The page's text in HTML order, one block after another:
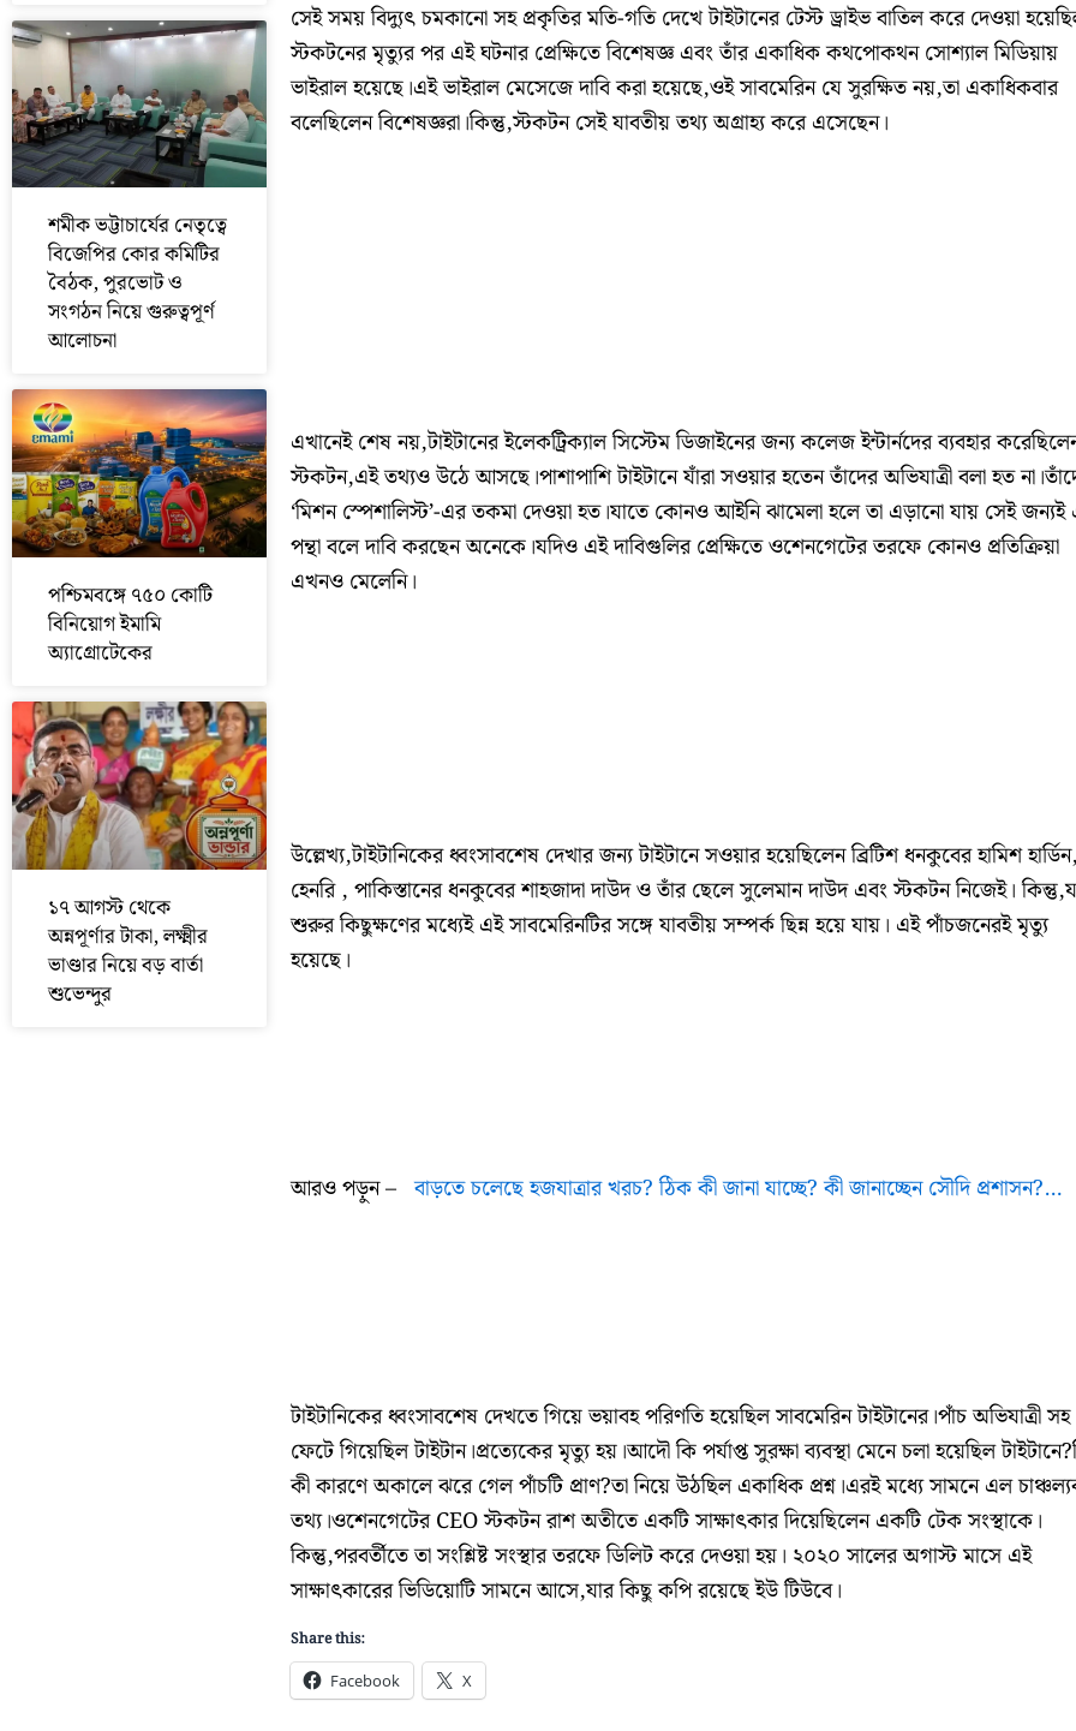
শমীক ভট্টাচার্যের নেতৃত্বে
বিজেপির কোর কমিটির
বৈঠক, পুরভোট ও
সংগঠন নিয়ে গুরুত্বপূর্ণ
আলোচনা
পশ্চিমবঙ্গে ৭৫০ কোটি
বিনিয়োগ ইমামি
অ্যাগ্রোটেকের
১৭ আগস্ট থেকে
অন্নপূর্ণার টাকা, লক্ষ্মীর
ভাণ্ডার নিয়ে বড় বার্তা
শুভেন্দুর
সেই সময় বিদ্যুৎ চমকানো সহ প্রকৃতির মতি-গতি দেখে টাইটানের টেস্ট ড্রাইভ বাতিল করে দেওয়া
স্টকটনের মৃত্যুর পর এই ঘটনার প্রেক্ষিতে বিশেষজ্ঞ এবং তাঁর একাধিক কথপোকথন সোশ্যাল মিডিয়ায়
ভাইরাল হয়েছে।এই ভাইরাল মেসেজে দাবি করা হয়েছে,ওই সাবমেরিন যে সুরক্ষিত নয়,তা একাধিকবার
বলেছিলেন বিশেষজ্ঞরা।কিন্তু,স্টকটন সেই যাবতীয় তথ্য অগ্রাহ্য করে এসেছেন।
এখানেই শেষ নয়,টাইটানের ইলেকট্রিক্যাল সিস্টেম ডিজাইনের জন্য কলেজ ইন্টার্নদের ব্যবহার
স্টকটন,এই তথ্যও উঠে আসছে।পাশাপাশি টাইটানে যাঁরা সওয়ার হতেন তাঁদের অভিযাত্রী বলা হত
‘মিশন স্পেশালিস্ট’-এর তকমা দেওয়া হত।যাতে কোনও আইনি ঝামেলা হলে তা এড়ানো যায় সেই জন্যই
পন্থা বলে দাবি করছেন অনেকে।যদিও এই দাবিগুলির প্রেক্ষিতে ওশেনগেটের তরফে কোনও প্রতিক্রিয়া
এখনও মেলেনি।
উল্লেখ্য,টাইটানিকের ধ্বংসাবশেষ দেখার জন্য টাইটানে সওয়ার হয়েছিলেন ব্রিটিশ ধনকুবের হামিশ
হেনরি , পাকিস্তানের ধনকুবের শাহজাদা দাউদ ও তাঁর ছেলে সুলেমান দাউদ এবং স্টকটন নিজেই।
শুরুর কিছুক্ষণের মধ্যেই এই সাবমেরিনটির সঙ্গে যাবতীয় সম্পর্ক ছিন্ন হয়ে যায়। এই পাঁচজনেরই মৃত্যু
হয়েছে।
আরও পড়ুন – বাড়তে চলেছে হজযাত্রার খরচ? ঠিক কী জানা যাচ্ছে? কী জানাচ্ছেন সৌদি প্রশাসন?…
টাইটানিকের ধ্বংসাবশেষ দেখতে গিয়ে ভয়াবহ পরিণতি হয়েছিল সাবমেরিন টাইটানের।পাঁচ অভিযাত্রী সহ
ফেটে গিয়েছিল টাইটান।প্রত্যেকের মৃত্যু হয়।আদৌ কি পর্যাপ্ত সুরক্ষা ব্যবস্থা মেনে চলা হয়েছিল
কী কারণে অকালে ঝরে গেল পাঁচটি প্রাণ?তা নিয়ে উঠছিল একাধিক প্রশ্ন।এরই মধ্যে সামনে এল
তথ্য।ওশেনগেটের CEO স্টকটন রাশ অতীতে একটি সাক্ষাৎকার দিয়েছিলেন একটি টেক সংস্থাকে।
কিন্তু,পরবর্তীতে তা সংশ্লিষ্ট সংস্থার তরফে ডিলিট করে দেওয়া হয়। ২০২০ সালের অগাস্ট মাসে এই
সাক্ষাৎকারের ভিডিয়োটি সামনে আসে,যার কিছু কপি রয়েছে ইউ টিউবে।
Share this:
Facebook X